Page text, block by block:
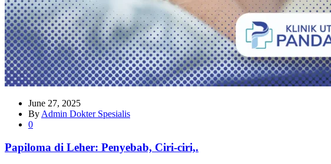
June 27, 2025
By Admin Dokter Spesialis
0
Papiloma di Leher: Penyebab, Ciri-ciri,.